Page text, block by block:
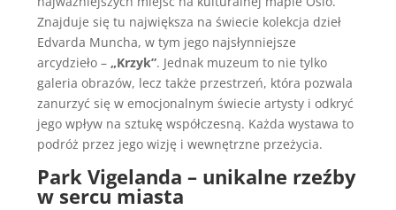
Znajduje się tu największa na świecie kolekcja dzieł
Edvarda Muncha, w tym jego najsłynniejsze
arcydzieło – „Krzyk”. Jednak muzeum to nie tylko
galeria obrazów, lecz także przestrzeń, która pozwala
zanurzyć się w emocjonalnym świecie artysty i odkryć
jego wpływ na sztukę współczesną. Każda wystawa to
podróż przez jego wizję i wewnętrzne przeżycia.
Park Vigelanda – unikalne rzeźby
w sercu miasta